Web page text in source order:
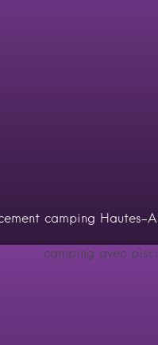
camping Hautes-